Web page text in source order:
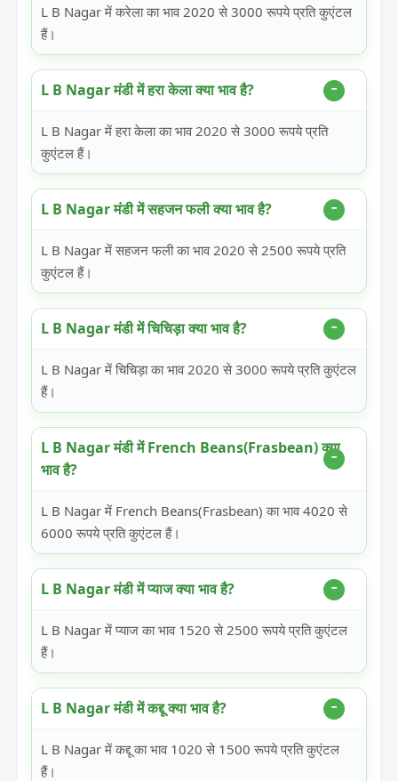
L B Nagar में करेला का भाव 2020 से 3000 रूपये प्रति कुएंटल
हैं।
L B Nagar मंडी में हरा केला क्या भाव है?
L B Nagar में हरा केला का भाव 2020 से 3000 रूपये प्रति
कुएंटल हैं।
L B Nagar मंडी में सहजन फली क्या भाव है?
L B Nagar में सहजन फली का भाव 2020 से 2500 रूपये प्रति
कुएंटल हैं।
L B Nagar मंडी में चिचिड़ा क्या भाव है?
L B Nagar में चिचिड़ा का भाव 2020 से 3000 रूपये प्रति कुएंटल
हैं।
L B Nagar मंडी में French Beans(Frasbean) क्या
भाव है?
L B Nagar में French Beans(Frasbean) का भाव 4020 से
6000 रूपये प्रति कुएंटल हैं।
L B Nagar मंडी में प्याज क्या भाव है?
L B Nagar में प्याज का भाव 1520 से 2500 रूपये प्रति कुएंटल
हैं।
L B Nagar मंडी में कद्दू क्या भाव है?
L B Nagar में कद्दू का भाव 1020 से 1500 रूपये प्रति कुएंटल
हैं।